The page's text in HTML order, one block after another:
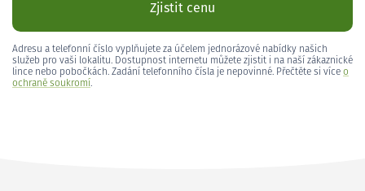
Zjistit cenu
Adresu a telefonní číslo vyplňujete za účelem jednorázové nabídky našich
služeb pro vaši lokalitu. Dostupnost internetu můžete zjistit i na naší zákaznické
lince nebo pobočkách. Zadání telefonního čísla je nepovinné. Přečtěte si více o
ochraně soukromí.